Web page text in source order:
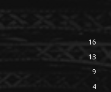
16
13
9
4